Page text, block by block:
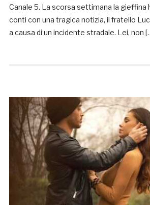
Canale 5. La scorsa settimana la gieffina
conti con una tragica notizia, il fratello
a causa di un incidente stradale. Lei, non